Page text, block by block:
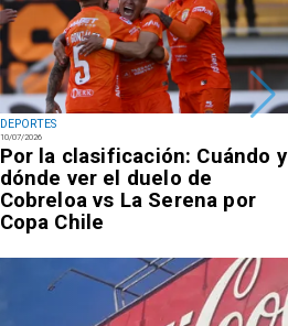
DEPORTES
10/07/2026
Por la clasificación: Cuándo y
dónde ver el duelo de
Cobreloa vs La Serena por
Copa Chile